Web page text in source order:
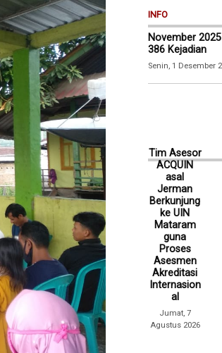
INFO
November
386 Kejadian
Senin, 1 Desember
Tim Asesor
ACQUIN
asal
Jerman
Berkunjung
ke UIN
Mataram
guna
Proses
Asesmen
Akreditasi
Internasion
al
Jumat, 7
Agustus 2026